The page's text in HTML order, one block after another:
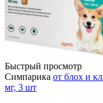
Быстрый просмотр
Симпарика от блох и
мг, 3 шт